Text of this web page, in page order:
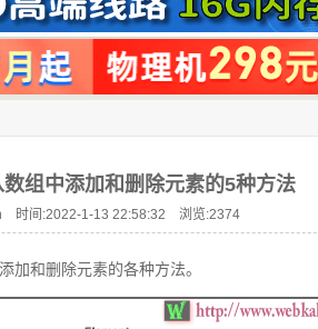
组中添加和删除元素的5种方法
时间:2022-1-13 22:58:32 浏览:2374
加和删除元素的各种方法。